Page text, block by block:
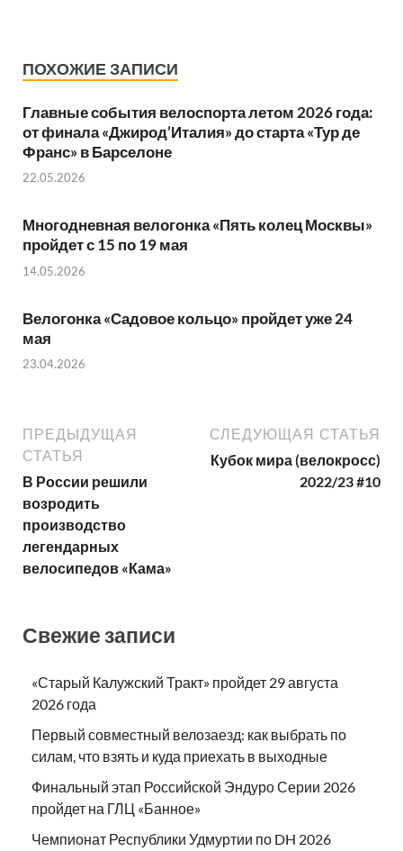
ПОХОЖИЕ ЗАПИСИ
Главные события велоспорта летом 2026 года:
от финала «Джирод’Италия» до старта «Тур де
Франс» в Барселоне
22.05.2026
Многодневная велогонка «Пять колец Москвы»
пройдет с 15 по 19 мая
14.05.2026
Велогонка «Садовое кольцо» пройдет уже 24
мая
23.04.2026
ПРЕДЫДУЩАЯ
СТАТЬЯ
В России решили
возродить
производство
легендарных
велосипедов «Кама»
СЛЕДУЮЩАЯ СТАТЬЯ
Кубок мира (велокросс)
2022/23 #10
Свежие записи
«Старый Калужский Тракт» пройдет 29 августа
2026 года
Первый совместный велозаезд: как выбрать по
силам, что взять и куда приехать в выходные
Финальный этап Российской Эндуро Серии 2026
пройдет на ГЛЦ «Банное»
Чемпионат Республики Удмуртии по DH 2026